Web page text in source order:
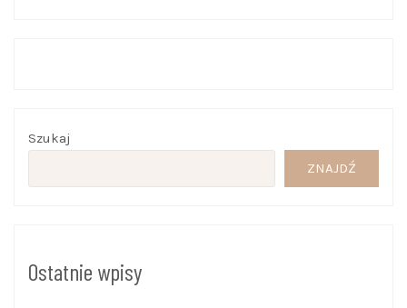
Szukaj
ZNAJDŹ
Ostatnie wpisy